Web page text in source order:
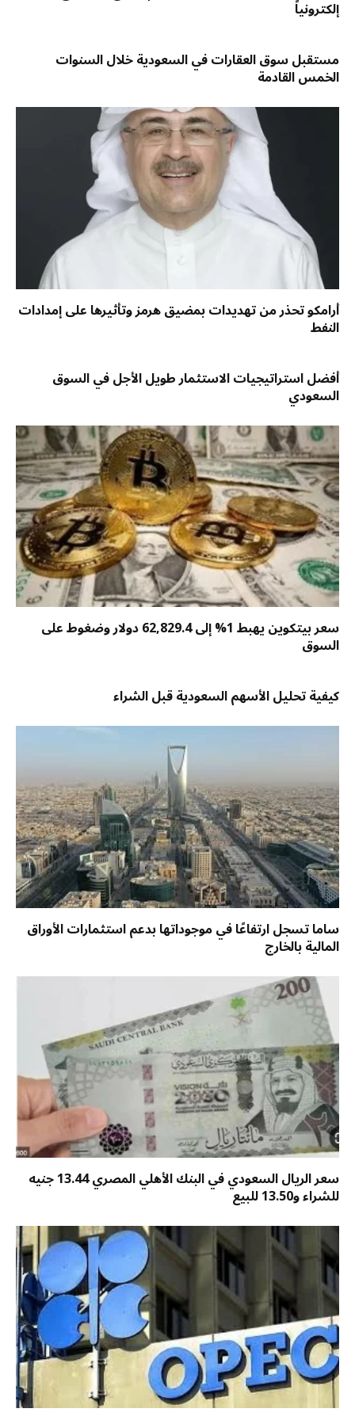
إلكترونياً
مستقبل سوق العقارات في السعودية خلال السنوات
الخمس القادمة
أرامكو تحذر من تهديدات بمضيق هرمز وتأثيرها على إمدادات
النفط
أفضل استراتيجيات الاستثمار طويل الأجل في السوق
السعودي
سعر بيتكوين يهبط 1% إلى 62,829.4 دولار وضغوط على
السوق
كيفية تحليل الأسهم السعودية قبل الشراء
ساما تسجل ارتفاعًا في موجوداتها بدعم استثمارات الأوراق
المالية بالخارج
سعر الريال السعودي في البنك الأهلي المصري 13.44 جنيه
للشراء و13.50 للبيع